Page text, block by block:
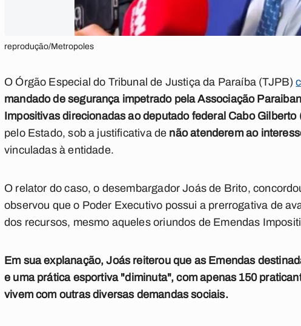
reprodução/Metropoles
O Órgão Especial do Tribunal de Justiça da Paraíba (TJPB)
mandado de segurança impetrado pela Associação
Impositivas direcionadas ao deputado federal Cabo Gilberto
pelo Estado, sob a justificativa de não atenderem ao
vinculadas à entidade.
O relator do caso, o desembargador Joás de Brito,
observou que o Poder Executivo possui a prerrogativa de
dos recursos, mesmo aqueles oriundos de Emendas
Em sua explanação, Joás reiterou que as Emendas
e uma prática esportiva "diminuta", com apenas 150
vivem com outras diversas demandas sociais.